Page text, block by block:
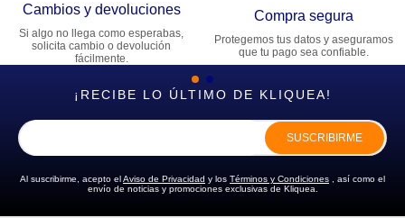
Cambios y devoluciones
Si algo no llega como esperabas,
solicita cambio o devolución
fácilmente.
Compra segura
Protegemos tus datos y aseguramos
que tu pago sea confiable.
¡RECIBE LO ÚLTIMO DE KLIQUEA!
SUSCRIBIRME
Al suscribirme, acepto elAviso de Privacidad y los Términos y Condiciones , así como el
envío de noticias y promociones exclusivas de Kliquea.